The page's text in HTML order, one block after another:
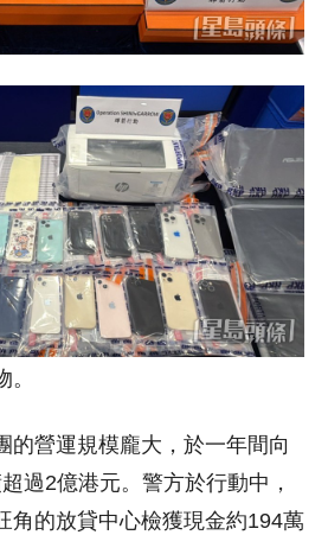
的營運規模龐大，於一年間向
過2億港元。警方於行動中，
角的放貸中心檢獲現金約194萬